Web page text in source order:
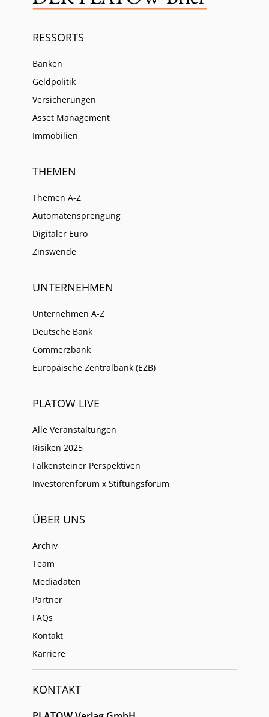
RESSORTS
Banken
Geldpolitik
Versicherungen
Asset Management
Immobilien
THEMEN
Themen A-Z
Automatensprengung
Digitaler Euro
Zinswende
UNTERNEHMEN
Unternehmen A-Z
Deutsche Bank
Commerzbank
Europäische Zentralbank (EZB)
PLATOW LIVE
Alle Veranstaltungen
Risiken 2025
Falkensteiner Perspektiven
Investorenforum x Stiftungsforum
ÜBER UNS
Archiv
Team
Mediadaten
Partner
FAQs
Kontakt
Karriere
KONTAKT